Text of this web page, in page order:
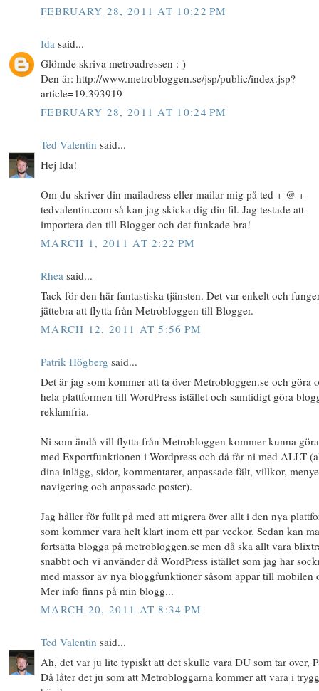
FEBRUARY 28, 2011 AT 10:22 PM
Ida said...
Glömde skriva metroadressen :-)
Den är: http://www.metrobloggen.se/jsp/public/index.jsp?
article=19.393919
FEBRUARY 28, 2011 AT 10:24 PM
Ted Valentin said...
Hej Ida!
Om du skriver din mailadress eller mailar mig på ted + @ +
tedvalentin.com så kan jag skicka dig din fil. Jag testade att
importera den till Blogger och det funkade bra!
MARCH 1, 2011 AT 2:22 PM
Rhea said...
Tack för den här fantastiska tjänsten. Det var enkelt och
jättebra att flytta från Metrobloggen till Blogger.
MARCH 12, 2011 AT 5:56 PM
Patrik Högberg said...
Det är jag som kommer att ta över Metrobloggen.se och göra
hela plattformen till WordPress istället och samtidigt göra
reklamfria.
Ni som ändå vill flytta från Metrobloggen kommer kunna
med Exportfunktionen i Wordpress och då får ni med ALLT
dina inlägg, sidor, kommentarer, anpassade fält, villkor,
navigering och anpassade poster).
Jag håller för fullt på med att migrera över allt i den nya
som kommer vara helt klart inom ett par veckor. Sedan kan
fortsätta blogga på metrobloggen.se men då ska allt vara
snabbt och vi använder då WordPress istället som jag har
med massor av nya bloggfunktioner såsom appar till mobilen
Mer info finns på min blogg...
MARCH 20, 2011 AT 8:34 PM
Ted Valentin said...
Ah, det var ju lite typiskt att det skulle vara DU som tar över,
Då låter det ju som att Metrobloggarna kommer att vara i